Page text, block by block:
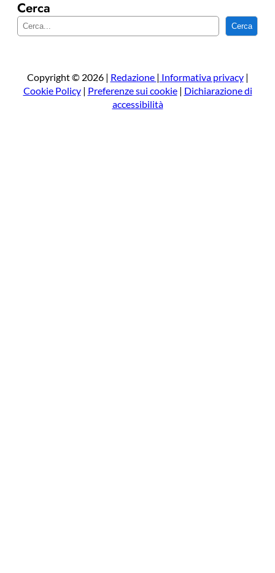
Cerca
e
a
Cerca
Copyright © 2026 | Redazione | Informativa privacy|
Cookie Policy| Preferenze sui cookie| Dichiarazione di
accessibilità